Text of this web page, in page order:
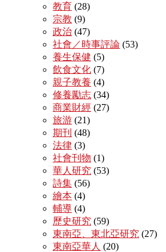
教育 (28)
宗教 (9)
政治 (47)
社會／時事評論 (53)
養生保健 (5)
飲食文化 (7)
親子教養 (4)
修養勵志 (34)
商業財經 (27)
旅游 (21)
期刊 (48)
法律 (3)
社會刊物 (1)
華人研究 (53)
詩集 (56)
繪本 (4)
輔導 (4)
歷史研究 (59)
東南亞、東北亞研究 (27)
東南亞華人 (20)